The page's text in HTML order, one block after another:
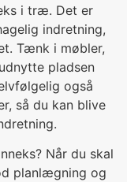
i træ. Det er
indretning,
Tænk i møbler,
pladsen
også
så du kan blive
Når du skal
planlægning og